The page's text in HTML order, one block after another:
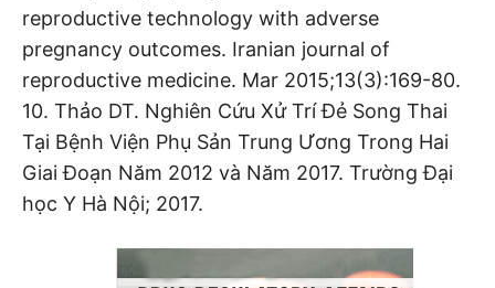
reproductive technology with adverse
pregnancy outcomes. Iranian journal of
reproductive medicine. Mar 2015;13(3):169-80.
10. Thảo DT. Nghiên Cứu Xử Trí Đẻ Song Thai
Tại Bệnh Viện Phụ Sản Trung Ương Trong Hai
Giai Đoạn Năm 2012 và Năm 2017. Trường Đại
học Y Hà Nội; 2017.